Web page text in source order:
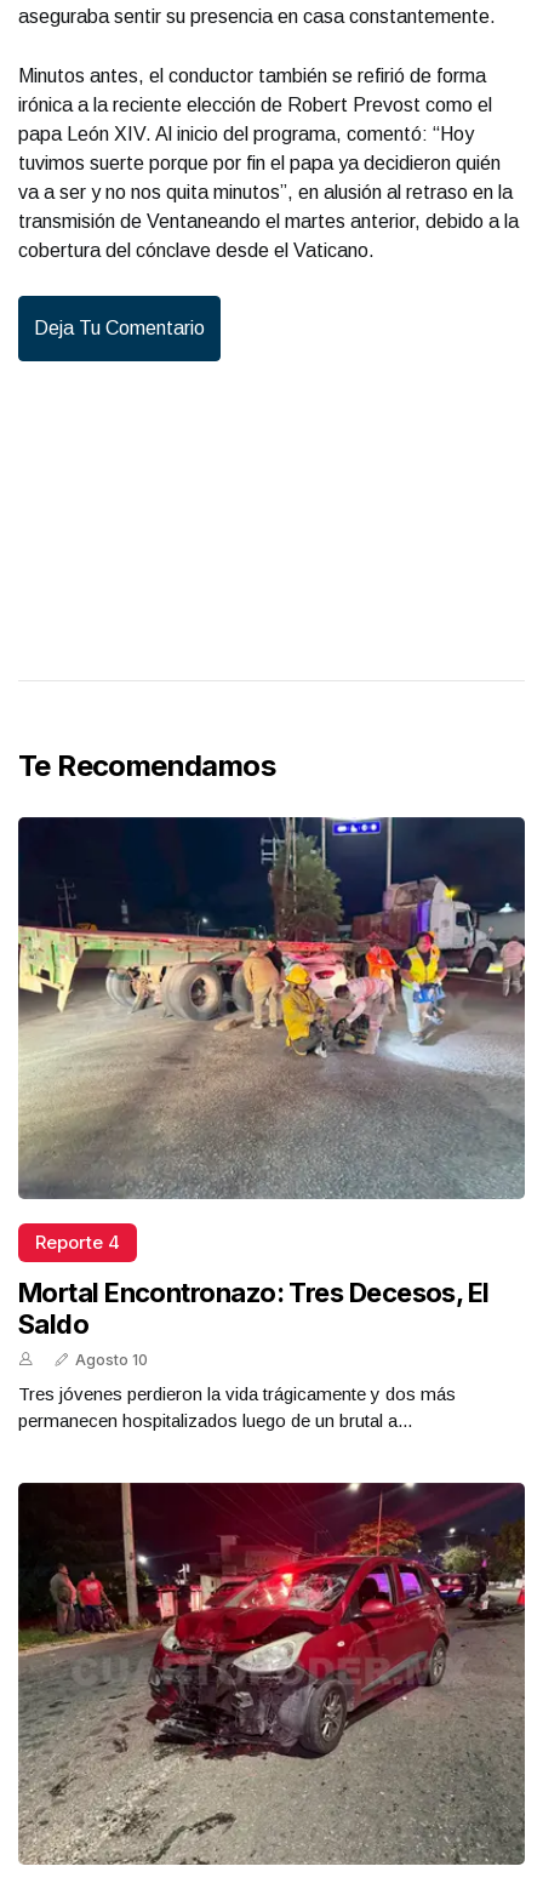
aseguraba sentir su presencia en casa constantemente.
Minutos antes, el conductor también se refirió de forma
irónica a la reciente elección de Robert Prevost como el
papa León XIV. Al inicio del programa, comentó: “Hoy
tuvimos suerte porque por fin el papa ya decidieron quién
va a ser y no nos quita minutos”, en alusión al retraso en la
transmisión de Ventaneando el martes anterior, debido a la
cobertura del cónclave desde el Vaticano.
Deja Tu Comentario
Te Recomendamos
Reporte 4
Mortal Encontronazo: Tres Decesos, El
Saldo
Agosto 10
Tres jóvenes perdieron la vida trágicamente y dos más
permanecen hospitalizados luego de un brutal a...